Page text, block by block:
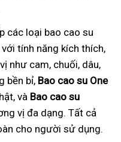
các loại bao cao su
với tính năng kích thích,
như cam, chuối, dâu,
bền bỉ, Bao cao su One
và Bao cao su
vị đa dạng. Tất cả
cho người sử dụng.